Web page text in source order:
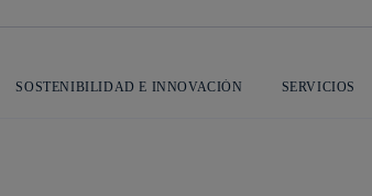
SOSTENIBILIDAD E INNOVACIÓN SERVICIOS